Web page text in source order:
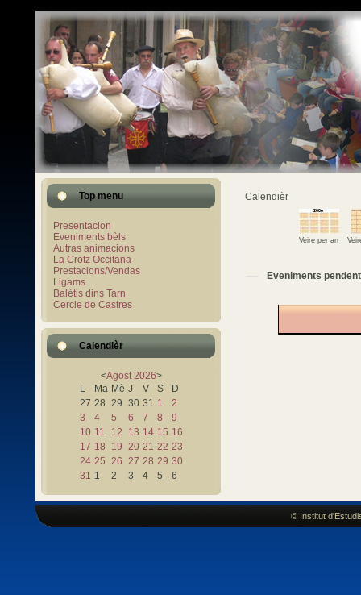
Top menu
Presentacion
Eveniments bèls
Autras animacions
La Crotz Occitana
Prestacions/Vendas
Ligams
Balètis dins Tarn
Cercle de Castres
Calendièr
<Agost 2026>
L
Ma Mè J V S
D
27 28 29 30 31 1
2
3
4 5 6 7 8
9
10 11 12 13 14 15 16
17 18 19 20 21 22 23
24 25 26 27 28 29 30
31 1 2 3 4 5 6
Calendièr
Veire per an
Eveniments pendent
© Institut